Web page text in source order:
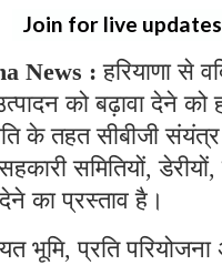
Join for live
News : हरियाणा से
को बढ़ावा देने को
के तहत सीबीजी
समितियों,
का प्रस्ताव है।
भूमि, प्रति